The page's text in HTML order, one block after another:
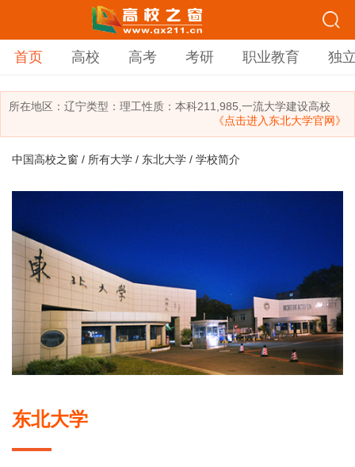
首页 高校 高考 考研 职业教育 独
所在地区： 辽宁类型： 理工性质：本科211,985,一流大学建设高校
《点击进入东北大学官网》
中国高校之窗 / 所有大学 / 东北大学 / 学校简介
东北大学